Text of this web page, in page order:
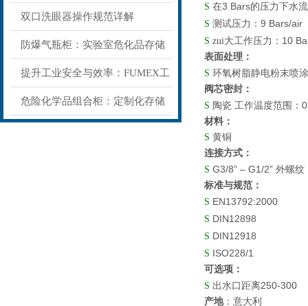
牢实验室基础防护
双口洗眼器操作规范详解
防爆气瓶柜：实验室危化品存储
的“被动安全盾”
提升工业安全与效率：FUMEX工
业抽气罩如何优化工作环境
危险化学品组合柜：定制化存储
S 在3 Bars的压力下水
S 测试压力： 9 Bars/air
S zui大工作压力： 10
表面处理：
S 环氧树脂静电粉末喷涂
阀芯密封：
S 陶瓷 工作温度范围：
材料：
S 黄铜
连接方式：
S G3/8” – G1/2” 外螺纹
标准与规范：
S EN13792:2000
S DIN12898
S DIN12918
S ISO228/1
可选项：
S 出水口距离250-300
产地：意大利